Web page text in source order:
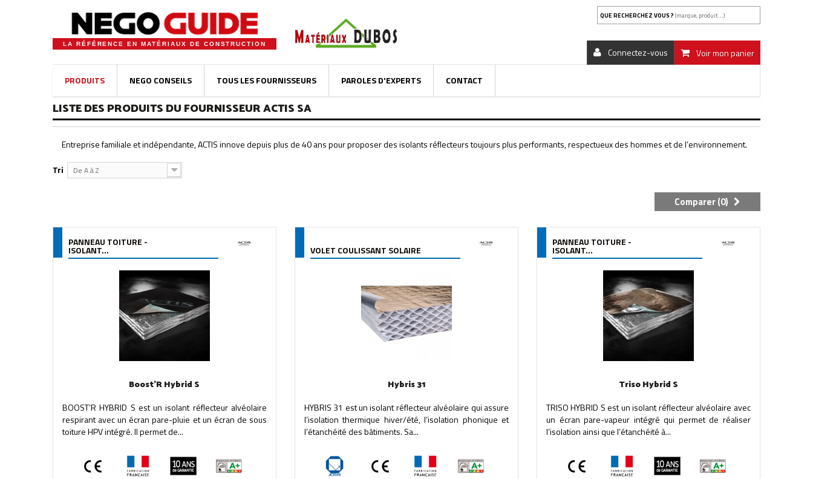
LA RÉFÉRENCE EN MATÉRIAUX DE CONSTRUCTION
QUE RECHERCHEZ VOUS ? (marque, produit...)
Voir mon panier
Connectez-vous
PRODUITS NEGO CONSEILS TOUS LES FOURNISSEURS PAROLES D'EXPERTS CONTACT
LISTE DES PRODUITS DU FOURNISSEUR ACTIS SA
Entreprise familiale et indépendante, ACTIS innove depuis plus de 40 ans pour proposer des isolants réflecteurs toujours plus performants, respectueux des hommes et de l’environnement.
Tri
De A à Z
Comparer (0)
PANNEAU TOITURE -
ISOLANT...
Boost'R Hybrid S
BOOST’R HYBRID S est un isolant réflecteur alvéolaire
respirant avec un écran pare-pluie et un écran de sous
toiture HPV intégré. Il permet de...
VOLET COULISSANT SOLAIRE
Hybris 31
HYBRIS 31 est un isolant réflecteur alvéolaire qui assure
l’isolation thermique hiver/été, l’isolation phonique et
l’étanchéité des bâtiments. Sa...
PANNEAU TOITURE -
ISOLANT...
Triso Hybrid S
TRISO HYBRID S est un isolant réflecteur alvéolaire avec
un écran pare-vapeur intégré qui permet de réaliser
l’isolation ainsi que l’étanchéité à...